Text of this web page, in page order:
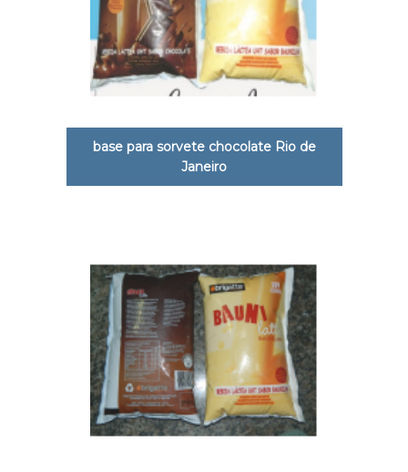
base para sorvete chocolate Rio de
Janeiro